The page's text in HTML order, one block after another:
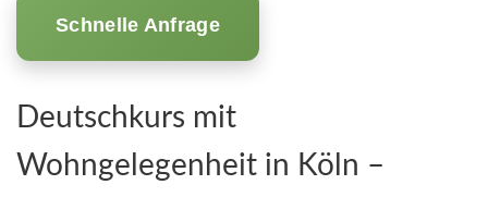
Schnelle Anfrage
Deutschkurs mit
Wohngelegenheit in Köln –